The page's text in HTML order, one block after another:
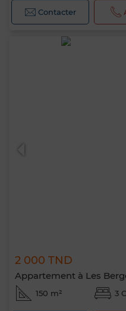
Contacter
2 000 TND
Appartement à Les
150 m² 3